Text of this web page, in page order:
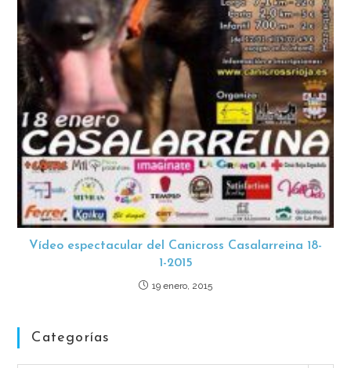
Vídeo espectacular del Canicross Casalarreina 18-
1-2015
19 enero, 2015
Categorías